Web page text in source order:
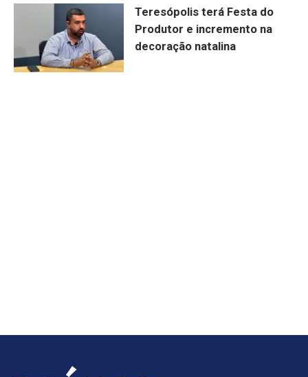
Teresópolis terá Festa do
Produtor e incremento na
decoração natalina